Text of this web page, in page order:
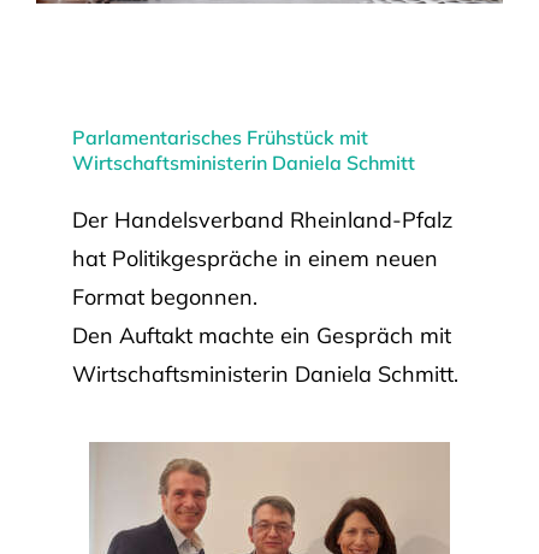
Parlamentarisches Frühstück mit
Wirtschaftsministerin Daniela Schmitt
Der Handelsverband Rheinland-Pfalz
hat Politikgespräche in einem neuen
Format begonnen.
Den Auftakt machte ein Gespräch mit
Wirtschaftsministerin Daniela Schmitt.